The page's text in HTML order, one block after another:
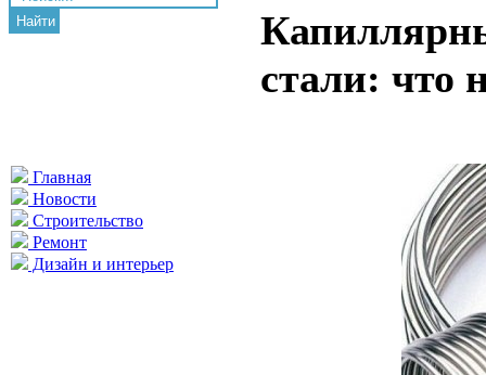
Найти
Главная
Новости
Строительство
Ремонт
Дизайн и интерьер
стали: что